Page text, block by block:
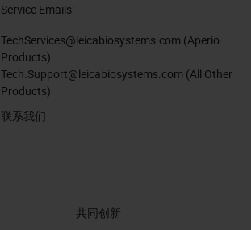
Service Emails:
TechServices@leicabiosystems.com (Aperio
Products)
Tech.Support@leicabiosystems.com (All Other
Products)
联系我们
共同创新